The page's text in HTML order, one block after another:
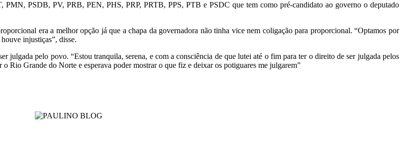
PSDB, PV, PRB, PEN, PHS, PRP, PRTB, PPS, PTB e PSDC que tem como pré-candidato ao governo o deputado
era a melhor opção já que a chapa da governadora não tinha vice nem coligação para proporcional. “Optamos por
injustiças”, disse.
julgada pelo povo. “Estou tranquila, serena, e com a consciência de que lutei até o fim para ter o direito de ser julgada pelos
Rio Grande do Norte e esperava poder mostrar o que fiz e deixar os potiguares me julgarem”